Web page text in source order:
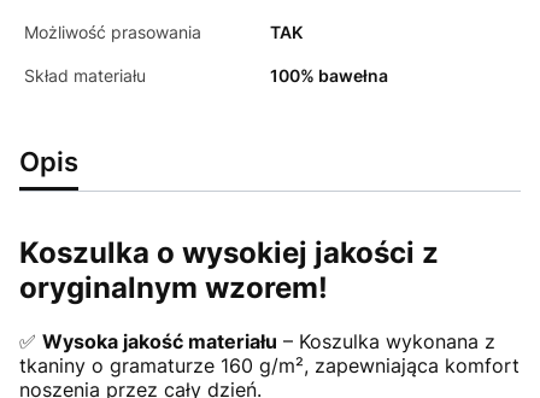
Możliwość prasowania TAK
Skład materiału 100% bawełna
Opis
Koszulka o wysokiej jakości z
oryginalnym wzorem!
✅ Wysoka jakość materiału – Koszulka wykonana z
tkaniny o gramaturze 160 g/m², zapewniająca komfort
noszenia przez cały dzień.